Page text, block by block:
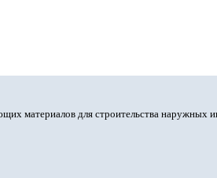
материалов для строительства наружных